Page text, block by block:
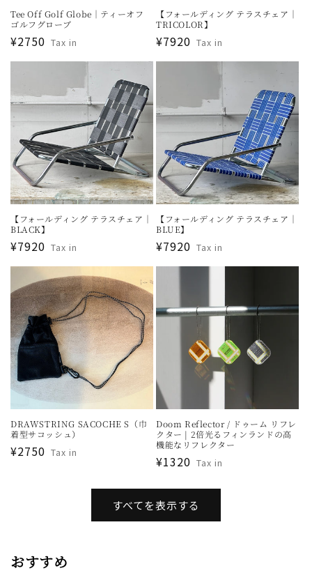
Tee Off Golf Globe｜ティーオフ
ゴルフグローブ
通
常
格
¥2750 Tax in
【フォールディング テラスチェア｜
TRICOLOR】
通
常
¥7920 Tax in
【フォールディング テラスチェア｜
BLACK】
通
常
格
¥7920 Tax in
【フォールディング テラスチェア｜
BLUE】
通
常
¥7920 Tax in
DRAWSTRING SACOCHE S（巾
着型サコッシュ）
通
¥2750 Tax in
Doom Reflector / ドゥーム リフレ
クター | 2倍光るフィンランドの高
機能なリフレクター
通
格
¥1320 Tax in
すべてを表示する
おすすめ